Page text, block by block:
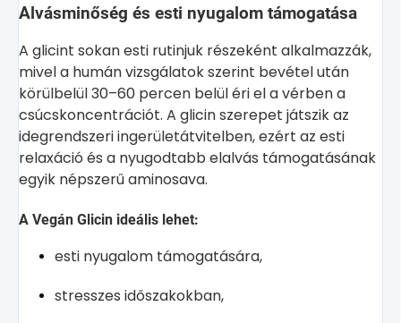
Alvásminőség és esti nyugalom támogatása
A glicint sokan esti rutinjuk részeként alkalmazzák,
mivel a humán vizsgálatok szerint bevétel után
körülbelül 30–60 percen belül éri el a vérben a
csúcskoncentrációt. A glicin szerepet játszik az
idegrendszeri ingerületátvitelben, ezért az esti
relaxáció és a nyugodtabb elalvás támogatásának
egyik népszerű aminosava.
A Vegán Glicin ideális lehet:
esti nyugalom támogatására,
stresszes időszakokban,